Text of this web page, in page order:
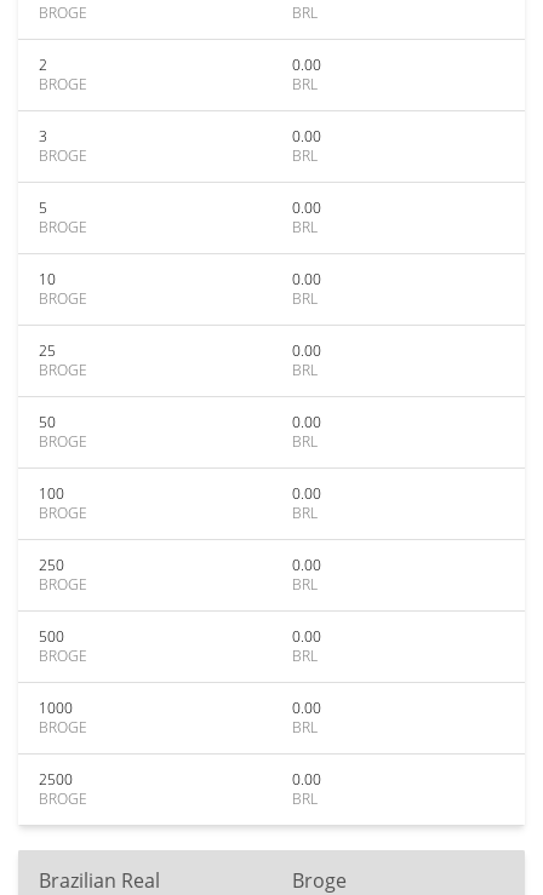
BROGE
BRL
2
BROGE
0.00
BRL
3
BROGE
0.00
BRL
5
BROGE
0.00
BRL
10
BROGE
0.00
BRL
25
BROGE
0.00
BRL
50
BROGE
0.00
BRL
100
BROGE
0.00
BRL
250
BROGE
0.00
BRL
500
BROGE
0.00
BRL
1000
BROGE
0.00
BRL
2500
BROGE
0.00
BRL
Brazilian Real Broge